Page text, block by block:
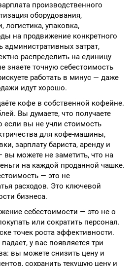
производственного
оборудования,
логистика, упаковка,
на продвижение конкретного
административных затрат,
распределить на единицу
знаете точную себестоимость
работать в минус — даже
идут хорошо.
кофе в собственной кофейне.
Вы думаете, что получаете
вы не учли стоимость
для кофе-машины,
зарплату бариста, аренду и
вы можете не заметить, что на
на каждой проданной чашке.
— это не
расходов. Это ключевой
бизнеса.
себестоимости — это не о
или сократить персонал.
точек роста эффективности.
у вас появляется три
вы можете снизить цену и
сохранить текущую цену и